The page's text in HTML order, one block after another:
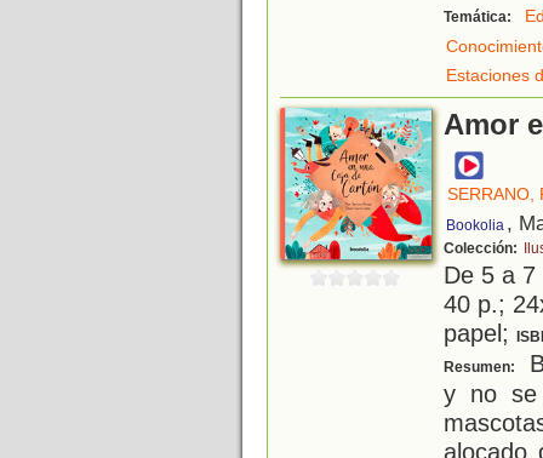
Temática:
Estaciones
Amor
SERRANO,
Bookolia ,
Colección:
De 5 a
40 p.;
papel;
Resumen:
y no se
alocado